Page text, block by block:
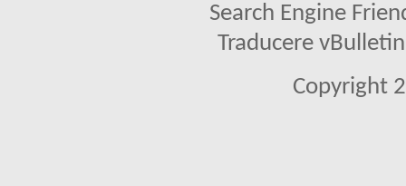
Search Engine
Traducere
Copyright